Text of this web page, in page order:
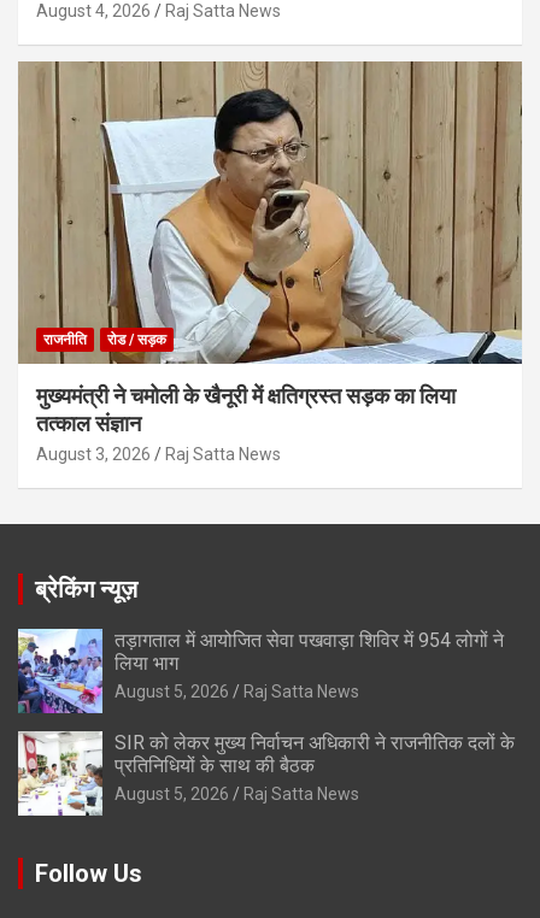
August 4, 2026 Raj Satta News
राजनीति रोड / सड़क
मुख्यमंत्री ने चमोली के खैनूरी में क्षतिग्रस्त सड़क का लिया
तत्काल संज्ञान
August 3, 2026 Raj Satta News
ब्रेकिंग न्यूज़
तड़ागताल में आयोजित सेवा पखवाड़ा शिविर में 954 लोगों ने
लिया भाग
August 5, 2026 Raj Satta News
SIR को लेकर मुख्य निर्वाचन अधिकारी ने राजनीतिक दलों के
प्रतिनिधियों के साथ की बैठक
August 5, 2026 Raj Satta News
Follow Us